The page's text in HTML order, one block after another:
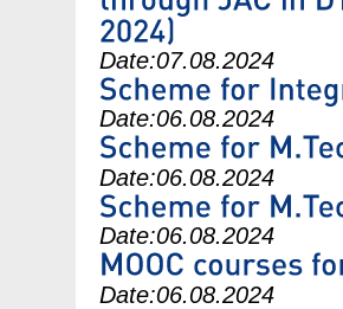
Date:07.08.2024
Date:06.08.2024
Date:06.08.2024
Date:06.08.2024
Date:06.08.2024